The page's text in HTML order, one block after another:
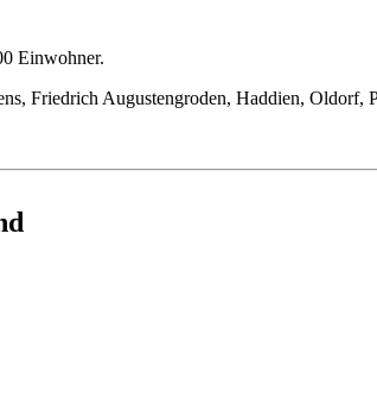
Einwohner.
Friedrich Augustengroden, Haddien, Oldorf,